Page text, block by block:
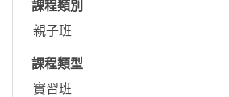
課程類別
親子班
課程類型
實習班